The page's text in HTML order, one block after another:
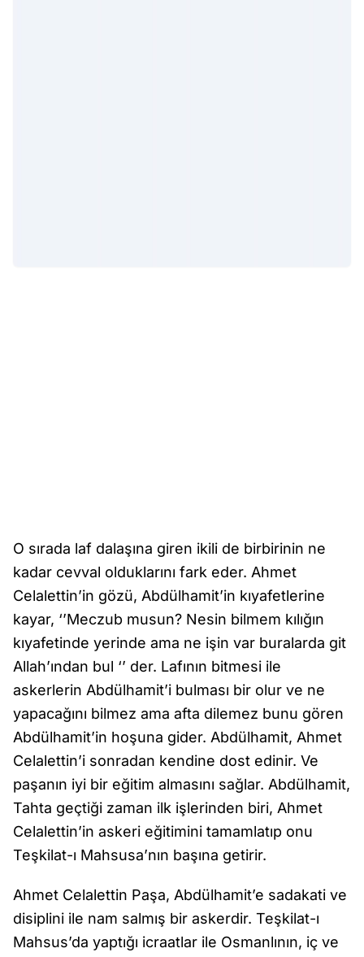
O sırada laf dalaşına giren ikili de birbirinin ne
kadar cevval olduklarını fark eder. Ahmet
Celalettin’in gözü, Abdülhamit’in kıyafetlerine
kayar, ‘’Meczub musun? Nesin bilmem kılığın
kıyafetinde yerinde ama ne işin var buralarda git
Allah’ından bul ‘’ der. Lafının bitmesi ile
askerlerin Abdülhamit’i bulması bir olur ve ne
yapacağını bilmez ama afta dilemez bunu gören
Abdülhamit’in hoşuna gider. Abdülhamit, Ahmet
Celalettin’i sonradan kendine dost edinir. Ve
paşanın iyi bir eğitim almasını sağlar. Abdülhamit,
Tahta geçtiği zaman ilk işlerinden biri, Ahmet
Celalettin’in askeri eğitimini tamamlatıp onu
Teşkilat-ı Mahsusa’nın başına getirir.
Ahmet Celalettin Paşa, Abdülhamit’e sadakati ve
disiplini ile nam salmış bir askerdir. Teşkilat-ı
Mahsus’da yaptığı icraatlar ile Osmanlının, iç ve